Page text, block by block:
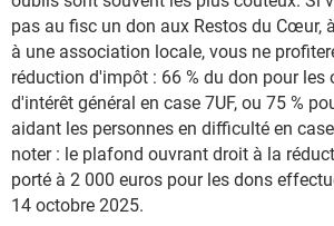
pas au fisc un don aux Restos du Cœur,
à une association locale, vous ne
réduction d'impôt : 66 % du don pour les
d'intérêt général en case 7UF, ou 75 %
aidant les personnes en difficulté en
noter : le plafond ouvrant droit à la
porté à 2 000 euros pour les dons
14 octobre 2025.